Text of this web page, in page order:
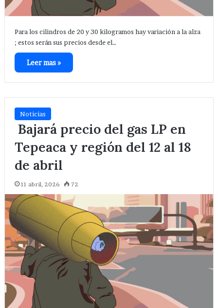
Para los cilindros de 20 y 30 kilogramos hay variación a la alza
; estos serán sus precios desde el…
Leer mas »
Noticias
Bajará precio del gas LP en
Tepeaca y región del 12 al 18
de abril
11 abril, 2026 72